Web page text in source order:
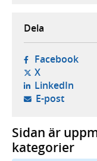
Dela
Facebook-
X- öppnas i
LinkedIn-
E-post-
Sidan är
kategorier